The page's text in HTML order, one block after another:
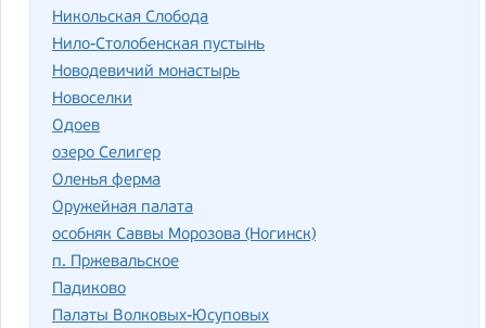
Никольская Слобода
Нило-Столобенская пустынь
Новодевичий монастырь
Новоселки
Одоев
озеро Селигер
Оленья ферма
Оружейная палата
особняк Саввы Морозова (Ногинск)
п. Пржевальское
Падиково
Палаты Волковых-Юсуповых